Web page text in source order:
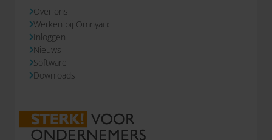
Over ons
Werken bij Omnyacc
Inloggen
Nieuws
Software
Downloads